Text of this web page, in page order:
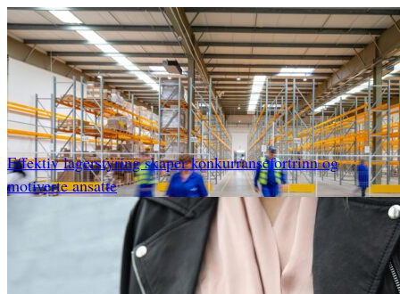
Effektiv lagerstyring skaper konkurransefortrinn og
motiverte ansatte